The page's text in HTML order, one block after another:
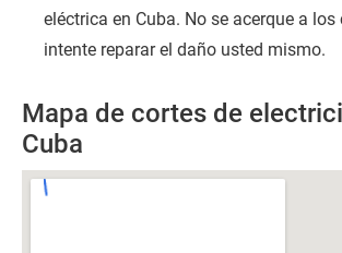
eléctrica en Cuba. No se acerque a
intente reparar el daño usted mismo.
Mapa de cortes de
Cuba